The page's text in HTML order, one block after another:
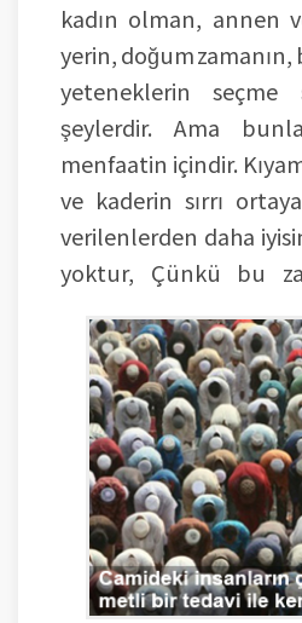
kadın olman, annen
yerin, doğum
yeteneklerin seçme
şeylerdir. Ama
menfaatin içindir.
ve kaderin sırrı
verilenlerden daha
yoktur, Çünkü bu